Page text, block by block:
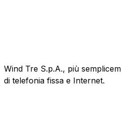
Wind Tre S.p.A., più
di telefonia fissa e Internet.